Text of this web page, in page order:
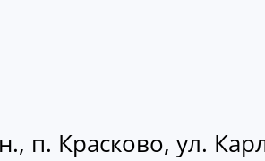
п. Красково, ул.